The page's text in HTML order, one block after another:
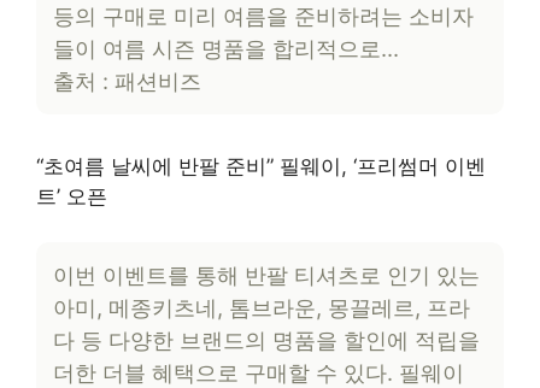
등의 구매로 미리 여름을 준비하려는 소비자
들이 여름 시즌 명품을 합리적으로…
출처 : 패션비즈
“초여름 날씨에 반팔 준비” 필웨이, ‘프리썸머 이벤
트’ 오픈
이번 이벤트를 통해 반팔 티셔츠로 인기 있는
아미, 메종키츠네, 톰브라운, 몽끌레르, 프라
다 등 다양한 브랜드의 명품을 할인에 적립을
더한 더블 혜택으로 구매할 수 있다. 필웨이